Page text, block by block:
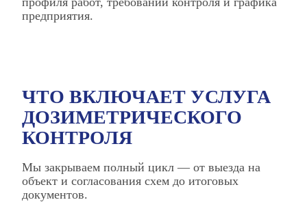
предприятия.
ЧТО ВКЛЮЧАЕТ УСЛУГА
ДОЗИМЕТРИЧЕСКОГО
КОНТРОЛЯ
Мы закрываем полный цикл — от выезда на
объект и согласования схем до итоговых
документов.